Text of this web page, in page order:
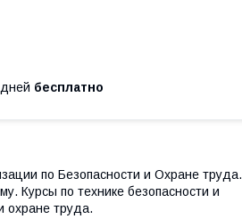
бесплатно
по Безопасности и Охране труда.
Курсы по технике безопасности и
охране труда.